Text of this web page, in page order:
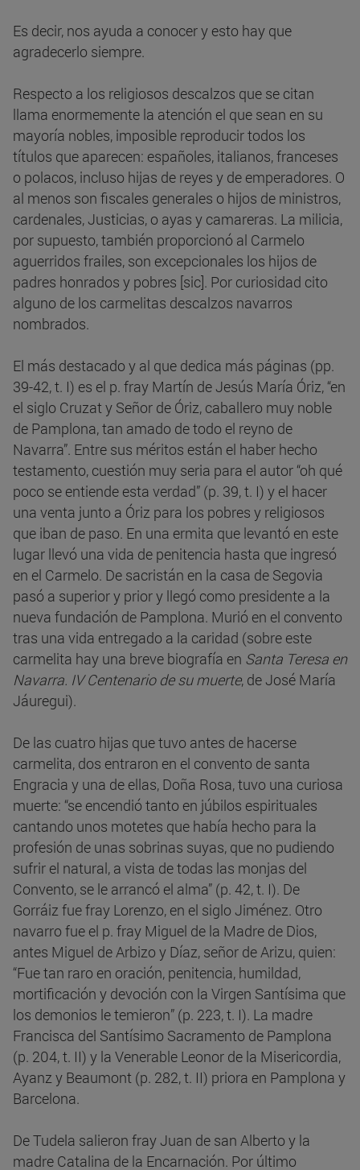
Es decir, nos ayuda a conocer y esto hay que
agradecerlo siempre.
Respecto a los religiosos descalzos que se citan
llama enormemente la atención el que sean en su
mayoría nobles, imposible reproducir todos los
títulos que aparecen: españoles, italianos, franceses
o polacos, incluso hijas de reyes y de emperadores. O
al menos son fiscales generales o hijos de ministros,
cardenales, Justicias, o ayas y camareras. La milicia,
por supuesto, también proporcionó al Carmelo
aguerridos frailes, son excepcionales los hijos de
padres honrados y pobres [sic]. Por curiosidad cito
alguno de los carmelitas descalzos navarros
nombrados.
El más destacado y al que dedica más páginas (pp.
39-42, t. I) es el p. fray Martín de Jesús María Óriz, “en
el siglo Cruzat y Señor de Óriz, caballero muy noble
de Pamplona, tan amado de todo el reyno de
Navarra”. Entre sus méritos están el haber hecho
testamento, cuestión muy seria para el autor “oh qué
poco se entiende esta verdad” (p. 39, t. I) y el hacer
una venta junto a Óriz para los pobres y religiosos
que iban de paso. En una ermita que levantó en este
lugar llevó una vida de penitencia hasta que ingresó
en el Carmelo. De sacristán en la casa de Segovia
pasó a superior y prior y llegó como presidente a la
nueva fundación de Pamplona. Murió en el convento
tras una vida entregado a la caridad (sobre este
carmelita hay una breve biografía en Santa Teresa en
Navarra. IV Centenario de su muerte, de José María
Jáuregui).
De las cuatro hijas que tuvo antes de hacerse
carmelita, dos entraron en el convento de santa
Engracia y una de ellas, Doña Rosa, tuvo una curiosa
muerte: “se encendió tanto en júbilos espirituales
cantando unos motetes que había hecho para la
profesión de unas sobrinas suyas, que no pudiendo
sufrir el natural, a vista de todas las monjas del
Convento, se le arrancó el alma” (p. 42, t. I). De
Gorráiz fue fray Lorenzo, en el siglo Jiménez. Otro
navarro fue el p. fray Miguel de la Madre de Dios,
antes Miguel de Arbizo y Díaz, señor de Arizu, quien:
“Fue tan raro en oración, penitencia, humildad,
mortificación y devoción con la Virgen Santísima que
los demonios le temieron” (p. 223, t. I). La madre
Francisca del Santísimo Sacramento de Pamplona
(p. 204, t. II) y la Venerable Leonor de la Misericordia,
Ayanz y Beaumont (p. 282, t. II) priora en Pamplona y
Barcelona.
De Tudela salieron fray Juan de san Alberto y la
madre Catalina de la Encarnación. Por último